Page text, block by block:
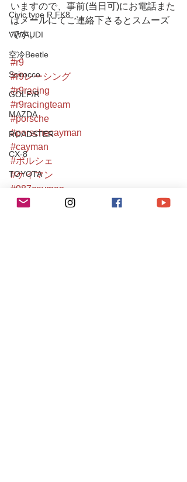
Civic type R FK8
VW/AUDI
空冷Beetle
Scirocco
GOLF/R
MAZDA
ROADSTER
CX-8
TOYOTA
いますので、事前(当日可)にお電話また
はメールにてご連絡下さるとスムーズ
です。
#r9
#r9レーシング
#r9racing
#r9racingteam
#porsche
#porschecayman
#cayman
#ポルシェ
#ケイマン
#987cayman
#987ケイマン